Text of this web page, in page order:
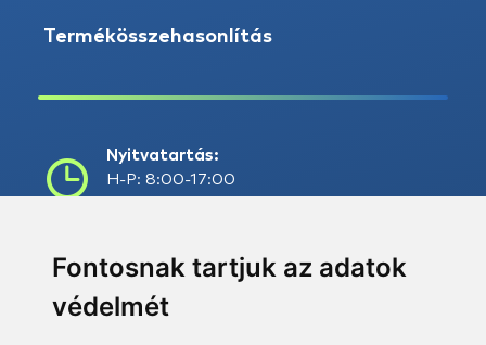
Fontosnak tartjuk az adatok
védelmét
Termékösszehasonlítás
Nyitvatartás:
H-P: 8:00-17:00
+36 20 945 7758
E-mail: